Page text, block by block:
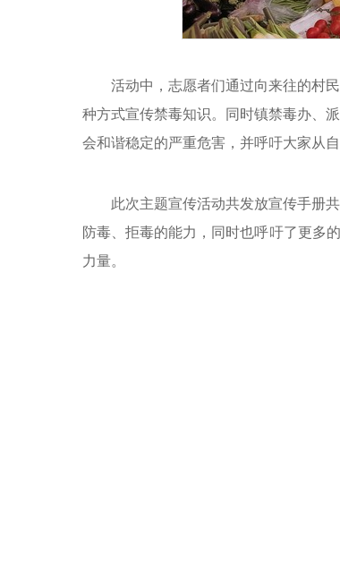
活动中，志愿者们通过向来往的村
种方式宣传禁毒知识。同时镇禁毒办、
会和谐稳定的严重危害，并呼吁大家从
此次主题宣传活动共发放宣传手册
防毒、拒毒的能力，同时也呼吁了更多
力量。